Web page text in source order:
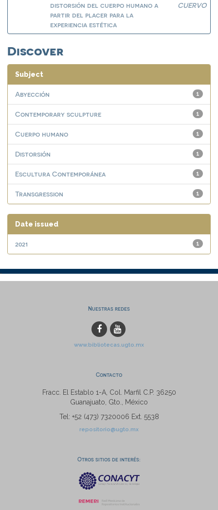
distorsión del cuerpo humano a
partir del placer para la
experiencia estética
CUERVO
Discover
Subject
1
Abyección
1
Contemporary sculpture
1
Cuerpo humano
1
Distorsión
1
Escultura Contemporánea
1
Transgression
Date issued
1
2021
Nuestras redes
www.bibliotecas.ugto.mx
Contacto
Fracc. El Establo 1-A, Col. Marfil C.P. 36250
Guanajuato, Gto., México
Tel: +52 (473) 7320006 Ext. 5538
repositorio@ugto.mx
Otros sitios de interés: